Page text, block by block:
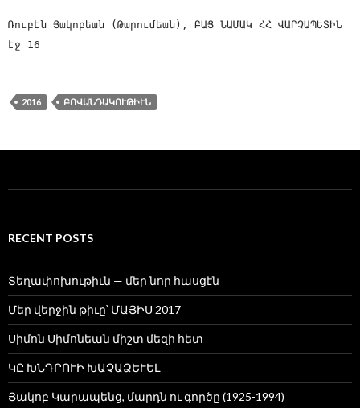
Ռուբէն Յակոբեան (Թարումեան), ԲԱՑ ՆԱՄԱԿ ՀՀ ՎԱՐՉԱՊԵՏԻՆ
էջ 16
2016 ԲՈՎԱՆԴԱԿՈՒԹԻՒՆ
RECENT POSTS
Տեղափոխութիւն — մեր նոր հասցէն
Մեր վերջին թիւը՝ ՄԱՅԻՍ 2017
Սիմոն Սիմոնեան միշտ մեզի հետ
ԿԸ ԽՆԴՐՈՒԻ ԽԱՉԱՁԵՒԵԼ
Յակոբ Կարապենց, մարդն ու գործը (1925-1994)